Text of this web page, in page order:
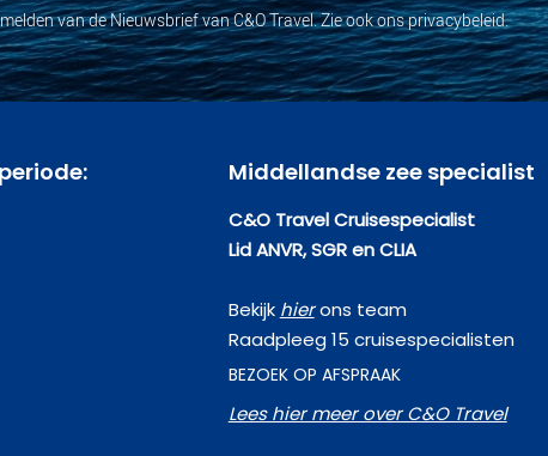
van de Nieuwsbrief van C&O Travel. Zie ook ons privacybeleid.
Middellandse zee specialist
C&O Travel Cruisespecialist
Lid ANVR, SGR en CLIA
Bekijk hierons team
Raadpleeg 15 cruisespecialisten
BEZOEK OP AFSPRAAK
Lees hier meer over C&O Travel